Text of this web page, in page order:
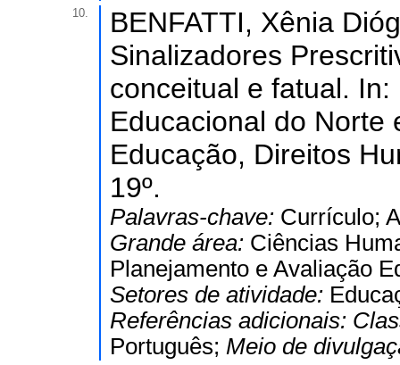
10.
BENFATTI, Xênia
Sinalizadores
conceitual e fatual.
Educacional do Norte
Educação, Direitos
19º.
Palavras-chave: Currículo;
Grande área: Ciências
Planejamento e Avaliação
Setores de atividade:
Referências adicionais:
Português; Meio de